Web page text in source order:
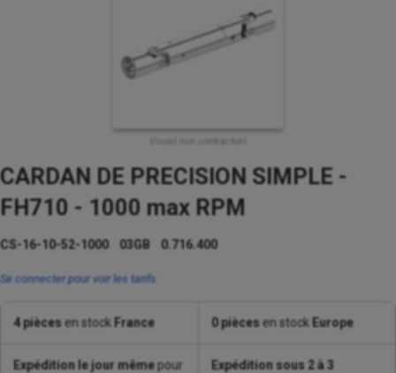
Visuel non contractuel
CARDAN DE PRECISION SIMPLE -
FH710 - 1000 max RPM
CS-16-10-52-1000 03GB 0.716.400
Se connecter pour voir les tarifs
4 piècesen stock France 0 piècesen stock Europe
Expédition le jour mêmepour
Expédition sous 2 à 3